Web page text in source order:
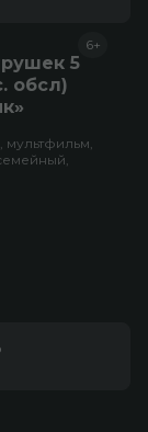
5
обсл)
6+